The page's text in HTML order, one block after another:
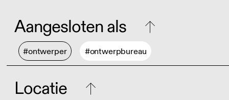
Aangesloten als
#ontwerper #ontwerpbureau
Locatie